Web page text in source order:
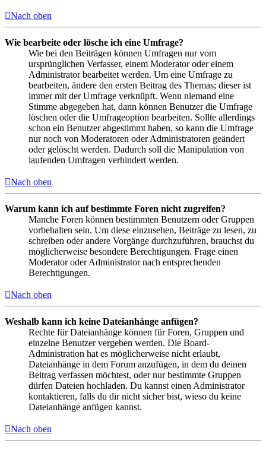
Nach oben
Wie bearbeite oder lösche ich eine Umfrage?
Wie bei den Beiträgen können Umfragen nur vom
ursprünglichen Verfasser, einem Moderator oder einem
Administrator bearbeitet werden. Um eine Umfrage zu
bearbeiten, ändere den ersten Beitrag des Themas; dieser ist
immer mit der Umfrage verknüpft. Wenn niemand eine
Stimme abgegeben hat, dann können Benutzer die Umfrage
löschen oder die Umfrageoption bearbeiten. Sollte allerdings
schon ein Benutzer abgestimmt haben, so kann die Umfrage
nur noch von Moderatoren oder Administratoren geändert
oder gelöscht werden. Dadurch soll die Manipulation von
laufenden Umfragen verhindert werden.
Nach oben
Warum kann ich auf bestimmte Foren nicht zugreifen?
Manche Foren können bestimmten Benutzern oder Gruppen
vorbehalten sein. Um diese einzusehen, Beiträge zu lesen, zu
schreiben oder andere Vorgänge durchzuführen, brauchst du
möglicherweise besondere Berechtigungen. Frage einen
Moderator oder Administrator nach entsprechenden
Berechtigungen.
Nach oben
Weshalb kann ich keine Dateianhänge anfügen?
Rechte für Dateianhänge können für Foren, Gruppen und
einzelne Benutzer vergeben werden. Die Board-
Administration hat es möglicherweise nicht erlaubt,
Dateianhänge in dem Forum anzufügen, in dem du deinen
Beitrag verfassen möchtest, oder nur bestimmte Gruppen
dürfen Dateien hochladen. Du kannst einen Administrator
kontaktieren, falls du dir nicht sicher bist, wieso du keine
Dateianhänge anfügen kannst.
Nach oben